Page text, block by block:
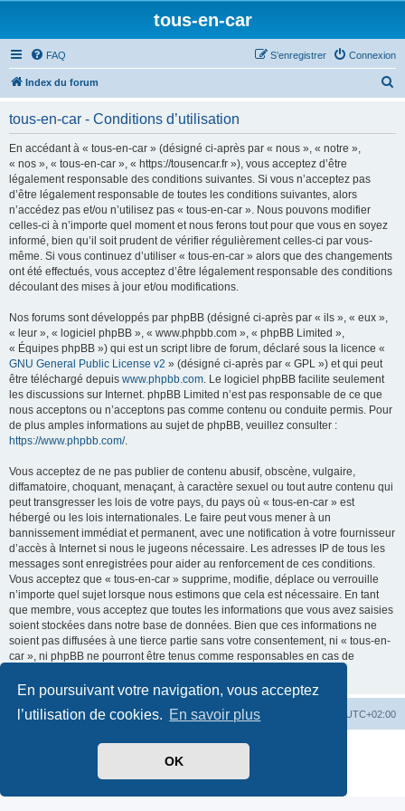
En poursuivant votre navigation, vous acceptez
l’utilisation de cookies. En savoir plus
OK
tous-en-car
FAQ Connexion
S’enregistrer
Index du forum
tous-en-car - Conditions d’utilisation
En accédant à « tous-en-car » (désigné ci-après par « nous », « notre »,
« nos », « tous-en-car », « https://tousencar.fr »), vous acceptez d’être
légalement responsable des conditions suivantes. Si vous n’acceptez pas
d’être légalement responsable de toutes les conditions suivantes, alors
n’accédez pas et/ou n’utilisez pas « tous-en-car ». Nous pouvons modifier
celles-ci à n’importe quel moment et nous ferons tout pour que vous en soyez
informé, bien qu’il soit prudent de vérifier régulièrement celles-ci par vous-
même. Si vous continuez d’utiliser « tous-en-car » alors que des changements
ont été effectués, vous acceptez d’être légalement responsable des conditions
découlant des mises à jour et/ou modifications.
Nos forums sont développés par phpBB (désigné ci-après par « ils », « eux »,
« leur », « logiciel phpBB », « www.phpbb.com », « phpBB Limited »,
« Équipes phpBB ») qui est un script libre de forum, déclaré sous la licence «
GNU General Public License v2 » (désigné ci-après par « GPL ») et qui peut
être téléchargé depuis www.phpbb.com. Le logiciel phpBB facilite seulement
les discussions sur Internet. phpBB Limited n’est pas responsable de ce que
nous acceptons ou n’acceptons pas comme contenu ou conduite permis. Pour
de plus amples informations au sujet de phpBB, veuillez consulter :
https://www.phpbb.com/.
Vous acceptez de ne pas publier de contenu abusif, obscène, vulgaire,
diffamatoire, choquant, menaçant, à caractère sexuel ou tout autre contenu qui
peut transgresser les lois de votre pays, du pays où « tous-en-car » est
hébergé ou les lois internationales. Le faire peut vous mener à un
bannissement immédiat et permanent, avec une notification à votre fournisseur
d’accès à Internet si nous le jugeons nécessaire. Les adresses IP de tous les
messages sont enregistrées pour aider au renforcement de ces conditions.
Vous acceptez que « tous-en-car » supprime, modifie, déplace ou verrouille
n’importe quel sujet lorsque nous estimons que cela est nécessaire. En tant
que membre, vous acceptez que toutes les informations que vous avez saisies
soient stockées dans notre base de données. Bien que ces informations ne
soient pas diffusées à une tierce partie sans votre consentement, ni « tous-en-
car », ni phpBB ne pourront être tenus comme responsables en cas de
Index du forum UTC+02:00
Développé parphpBB® Forum Software © phpBB Limited
Traduit par
Confidentialité|Conditions